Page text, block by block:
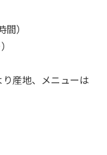
）
産地、メニューは